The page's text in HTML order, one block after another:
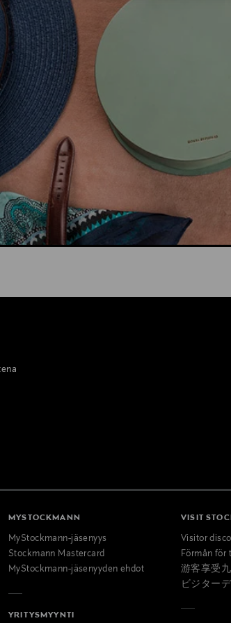
MYSTOCKMANN
MyStockmann-jäsenyys
Stockmann Mastercard
MyStockmann-jäsenyyden ehdot
YRITYSMYYNTI
VISIT
Visitor
Förmån för
游客享受
ビジター